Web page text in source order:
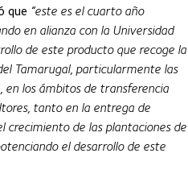
que “este es el cuarto año
en alianza con la Universidad
de este producto que recoge la
Tamarugal, particularmente las
en los ámbitos de transferencia
tanto en la entrega de
de las plantaciones de
el desarrollo de este